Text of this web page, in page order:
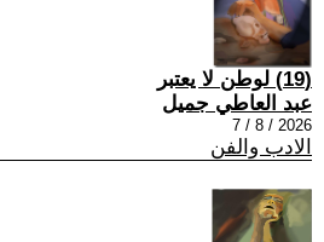
(19) لوطن لا يعتبر
عبد العاطي جميل
2026 / 8 / 7
الادب والفن